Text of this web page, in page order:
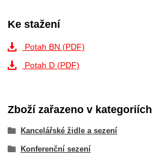
Ke stažení
Potah BN (PDF)
Potah D (PDF)
Zboží zařazeno v kategoriích
Kancelářské židle a sezení
Konferenční sezení